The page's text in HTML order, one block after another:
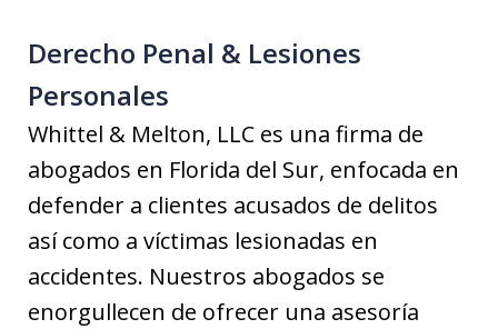
Derecho Penal & Lesiones
Personales
Whittel & Melton, LLC es una firma de
abogados en Florida del Sur, enfocada en
defender a clientes acusados de delitos
así como a víctimas lesionadas en
accidentes. Nuestros abogados se
enorgullecen de ofrecer una asesoría